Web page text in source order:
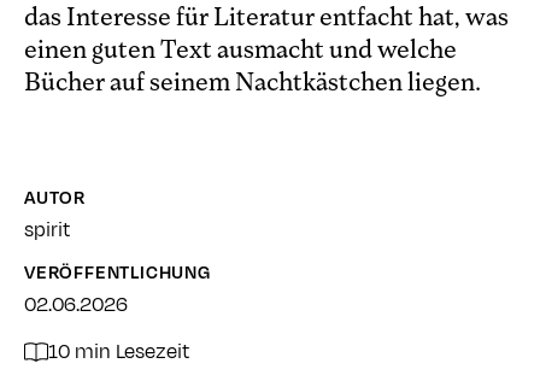
das Interesse für Literatur entfacht hat, was
einen guten Text ausmacht und welche
Bücher auf seinem Nachtkästchen liegen.
AUTOR
spirit
VERÖFFENTLICHUNG
02.06.2026
10 min Lesezeit